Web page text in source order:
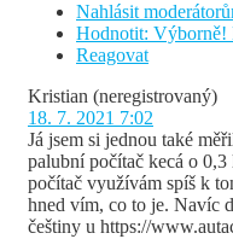
Nahlásit
Hodnotit: Výborně!
Reagovat
Kristian (neregistrovaný)
18. 7. 2021 7:02
Já jsem si jednou také
palubní počítač kecá o 0,3
počítač využívám spíš k
hned vím, co to je. Navíc
češtiny u https://